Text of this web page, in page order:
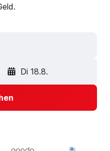
Di 18.8.